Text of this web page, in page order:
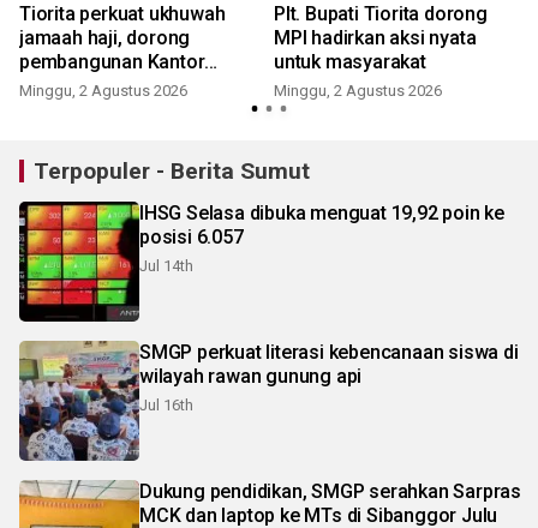
Tiorita perkuat ukhuwah
jamaah haji, dorong
pembangunan Kantor
Kementerian Haji di Langkat
Minggu, 2 Agustus 2026
Plt. Bupati Tiorita dorong
MPI hadirkan aksi nyata
untuk masyarakat
Minggu, 2 Agustus 2026
Terpopuler - Berita Sumut
IHSG Selasa dibuka menguat 19,92 poin ke
posisi 6.057
Jul 14th
SMGP perkuat literasi kebencanaan siswa di
wilayah rawan gunung api
Jul 16th
Dukung pendidikan, SMGP serahkan Sarpras
MCK dan laptop ke MTs di Sibanggor Julu